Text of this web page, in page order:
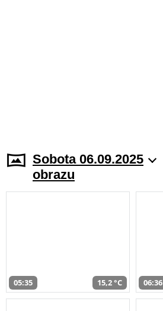
Sobota 06.09.2025
obrazu
05:35 15,2 °C 06:36